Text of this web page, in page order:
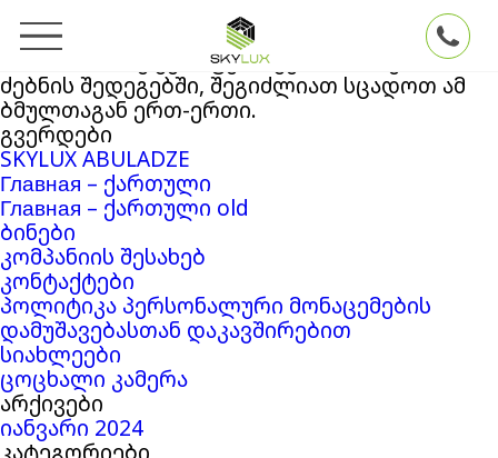
თქვენ ეძებდით
Skyluxბლოგის არქივში
. თუ ვერაფერი ვერ მოიძიეთ
ძებნის შედეგებში, შეგიძლიათ სცადოთ ამ
ბმულთაგან ერთ-ერთი.
გვერდები
SKYLUX ABULADZE
Главная – ქართული
Главная – ქართული old
ბინები
კომპანიის შესახებ
კონტაქტები
პოლიტიკა პერსონალური მონაცემების
დამუშავებასთან დაკავშირებით
სიახლეები
ცოცხალი კამერა
არქივები
იანვარი 2024